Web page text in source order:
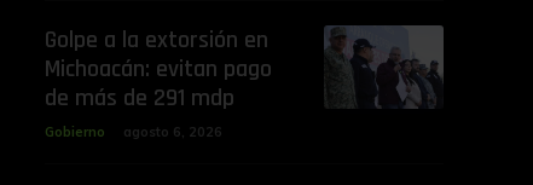
Golpe a la extorsión en
Michoacán: evitan pago
de más de 291 mdp
Gobierno agosto 6, 2026